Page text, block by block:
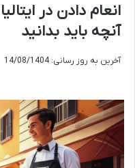
انعام دادن در
آنچه باید بدانید
آخرین به روز رسانی: 14/08/1404